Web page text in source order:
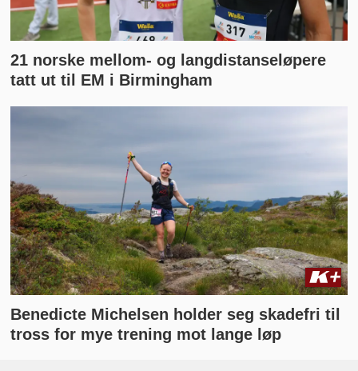
21 norske mellom- og langdistanseløpere
tatt ut til EM i Birmingham
Benedicte Michelsen holder seg skadefri til
tross for mye trening mot lange løp